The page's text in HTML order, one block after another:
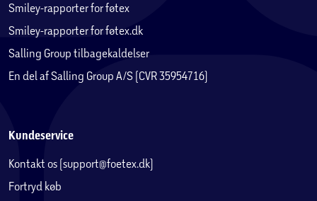
Smiley-rapporter for føtex
Smiley-rapporter for føtex.dk
Salling Group tilbagekaldelser
En del af Salling Group A/S (CVR 35954716)
Kundeservice
Kontakt os (support@foetex.dk)
Fortryd køb